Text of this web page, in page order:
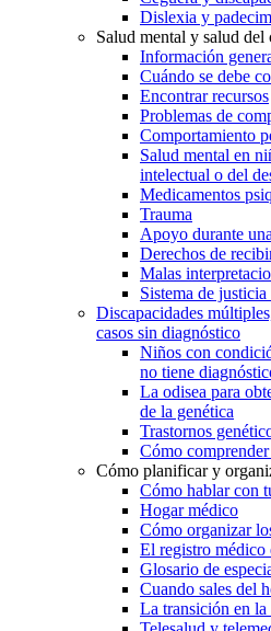
Dislexia y
Salud mental y salud del
Información
Cuándo se debe
Encontrar recursos
Problemas de
Comportamiento
Salud mental en
intelectual o del
Medicamentos
Trauma
Apoyo durante
Derechos de
Malas
Sistema de
Discapacidades
casos sin diagnóstico
Niños con
no tiene
La odisea para
de la genética
Trastornos
Cómo
Cómo planificar y
Cómo hablar con
Hogar médico
Cómo organizar
El registro médico
Glosario de
Cuando sales del
La transición en la